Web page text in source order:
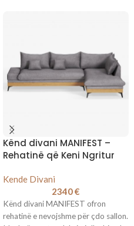
Kënd divani MANIFEST –
Rehatinë që Keni Ngritur
Kende Divani
2340€
Kënd divani MANIFEST ofron
rehatinë e nevojshme për çdo sallon.